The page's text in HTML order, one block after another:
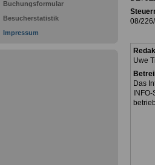
Buchungsformular
Besucherstatistik
Impressum
08/
Uwe
Das